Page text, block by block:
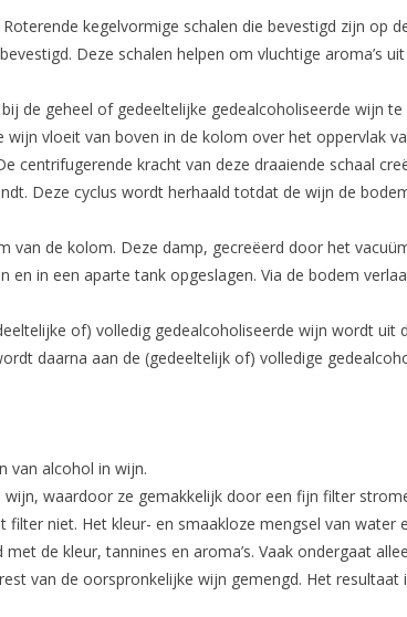
kegelvormige schalen die bevestigd zijn op
Deze schalen helpen om vluchtige aroma’s
de geheel of gedeeltelijke gedealcoholiseerde wijn
vloeit van boven in de kolom over het oppervlak
centrifugerende kracht van deze draaiende schaal
Deze cyclus wordt herhaald totdat de wijn de
van de kolom. Deze damp, gecreëerd door het
in een aparte tank opgeslagen. Via de bodem
of) volledig gedealcoholiseerde wijn wordt uit
daarna aan de (gedeeltelijk of) volledige
van alcohol in wijn.
waardoor ze gemakkelijk door een fijn filter
niet. Het kleur- en smaakloze mengsel van water
de kleur, tannines en aroma’s. Vaak ondergaat
van de oorspronkelijke wijn gemengd. Het resultaat